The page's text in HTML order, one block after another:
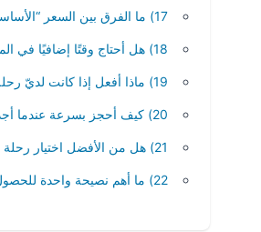
17) ما الفرق بين السعر “الأساسي” والسعر “الشامل” عند بعض الشركات؟
18) هل أحتاج وقتًا إضافيًا في المطار عند السفر الدولي من قونية إلى الرياض؟
19) ماذا أفعل إذا كانت لديّ رحلة ترانزيت وتغيّر موعد إحدى الرحلات؟
20) كيف أحجز بسرعة عندما أجد عرضًا مناسبًا على محرك بحث طيران دايركت؟
21) هل من الأفضل اختيار رحلة بترانزيت واحد أم ترانزيتين إذا كان هدفي السعر؟
22) ما أهم نصيحة واحدة للحصول على أرخص تذكرة من قونية إلى الرياض؟